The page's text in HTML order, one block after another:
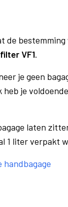
de
VF1.
je geen
je
laten
1 liter verpakt
handbagage